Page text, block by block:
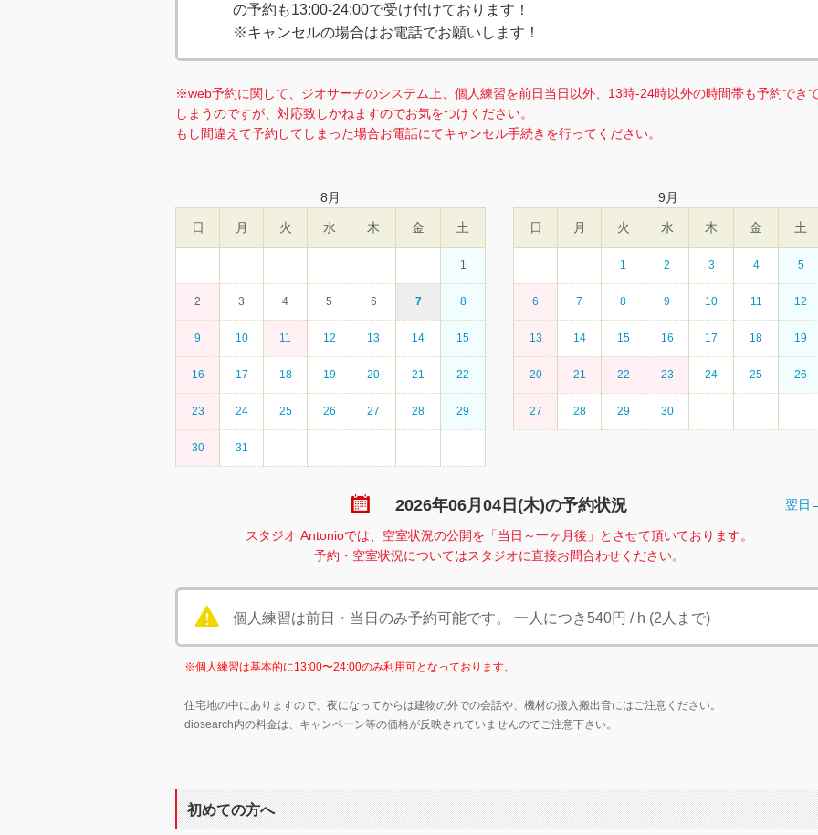
の予約も13:00-24:00で受け付けております！
※キャンセルの場合はお電話でお願いします！
※web予約に関して、ジオサーチのシステム上、個人練習を前日当日以外、13時-24時以外の時間帯も予約でき
しまうのですが、対応致しかねますのでお気をつけください。
もし間違えて予約してしまった場合お電話にてキャンセル手続きを行ってください。
8 月
日 月 火 水 木 金 土
1
2 3 4 5 6 7 8
9 10 11 12 13 14 15
16 17 18 19 20 21 22
23 24 25 26 27 28 29
30 31
9 月
日 月 火 水 木 金 土
1 2 3 4 5
6 7 8 9 10 11 12
13 14 15 16 17 18 19
20 21 22 23 24 25 26
27 28 29 30
翌日
2026年06月04日(木)の予約状況
スタジオ Antonioでは、空室状況の公開を「当日～一ヶ月後」とさせて頂いております。
予約・空室状況についてはスタジオに直接お問合わせください。
個人練習は前日・当日のみ予約可能です。 一人につき540円 / h (2人まで)
※個人練習は基本的に13:00〜24:00のみ利用可となっております。
住宅地の中にありますので、夜になってからは建物の外での会話や、機材の搬入搬出音にはご注意ください。
diosearch内の料金は、キャンペーン等の価格が反映されていませんのでご注意下さい。
初めての方へ